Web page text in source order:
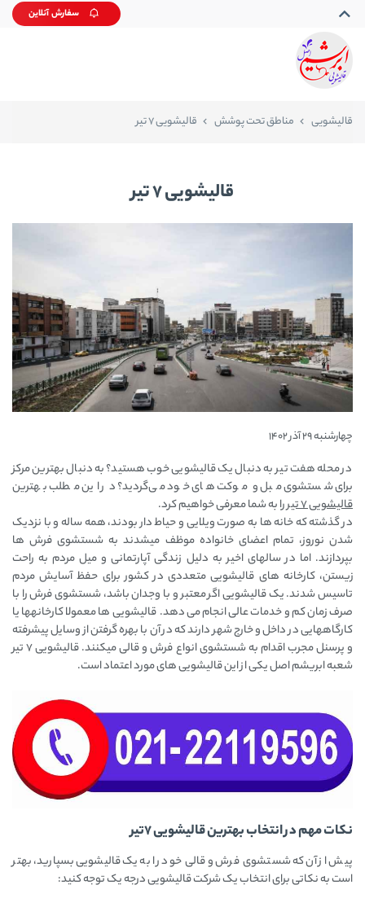
سفارش آنلاین
قالیشویی مناطق تحت پوشش قالیشویی 7 تیر
قالیشویی 7 تیر
چهارشنبه 29 آذر 1402
در محله هفت تیر به دنبال یک قالیشویی خوب هستید؟ به دنبال بهترین مرکز
برای شستشوی مبل و موکت های خود می‌گردید؟ در این مطلب بهترین
قالیشویی 7 تیر
را به شما معرفی خواهیم کرد.
در گذشته که خانه ها به صورت ویلایی و حیاط دار بودند، همه ساله و با نزدیک
شدن نوروز، تمام اعضای خانواده موظف میشدند به شستشوی فرش ها
بپردازند. اما در سالهای اخیر به دلیل زندگی آپارتمانی و میل مردم به راحت
زیستن، کارخانه های قالیشویی متعددی در کشور برای حفظ آسایش مردم
تاسیس شدند. یک قالیشویی اگر معتبر و با وجدان باشد، شستشوی فرش را با
صرف زمان کم و خدمات عالی انجام می دهد. قالیشویی ها معمولا کارخانهها یا
کارگاههایی در داخل و خارج شهر دارند که در آن با بهره گرفتن از وسایل پیشرفته
و پرسنل مجرب اقدام به شستشوی انواع فرش و قالی میکنند. قالیشویی 7 تیر
شعبه ابریشم اصل یکی از این قالیشویی های مورد اعتماد است.
نکات مهم در انتخاب بهترین قالیشویی 7تير
پیش از آن که شستشوی فرش و قالی خود را به یک قالیشویی بسپارید، بهتر
است به نکاتی برای انتخاب یک شرکت قالیشویی درجه یک توجه کنید: